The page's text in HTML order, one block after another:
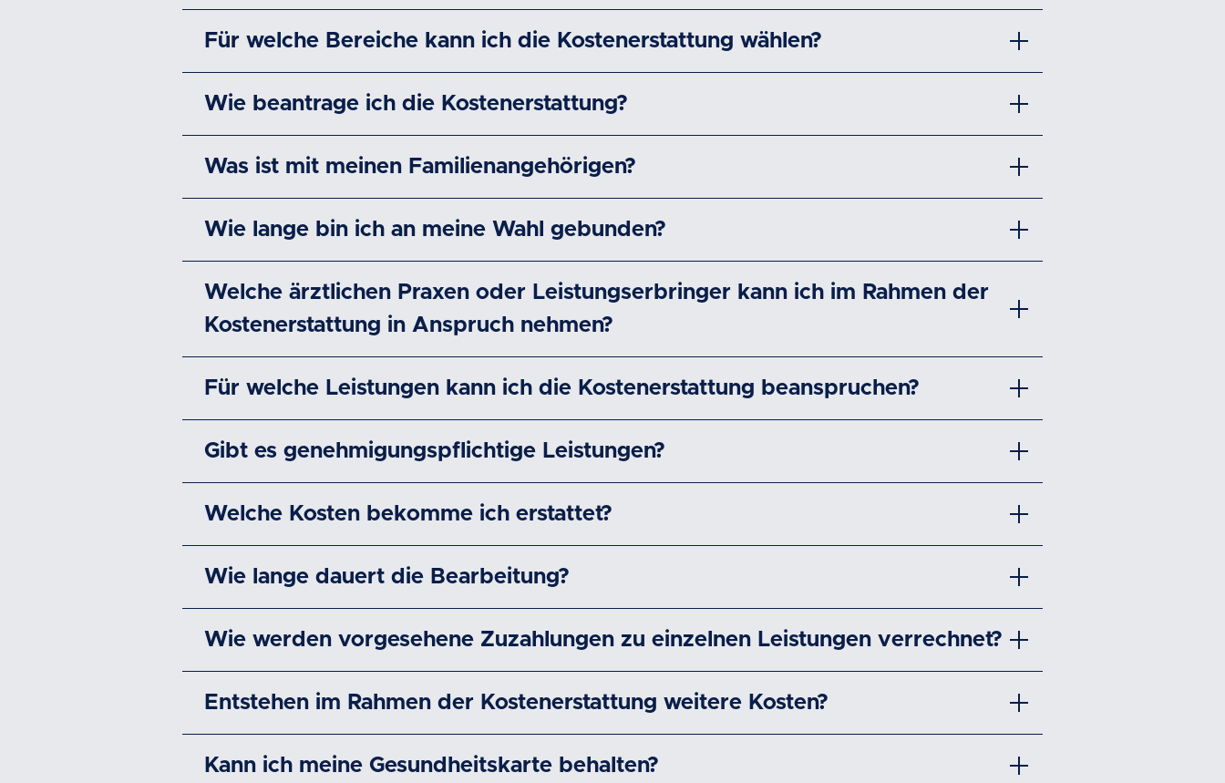
Für welche Bereiche kann ich die Kostenerstattung wählen?
Wie beantrage ich die Kostenerstattung?
Was ist mit meinen Familienangehörigen?
Wie lange bin ich an meine Wahl gebunden?
Welche ärztlichen Praxen oder Leistungserbringer kann ich im Rahmen der
Kostenerstattung in Anspruch nehmen?
Für welche Leistungen kann ich die Kostenerstattung beanspruchen?
Gibt es genehmigungspflichtige Leistungen?
Welche Kosten bekomme ich erstattet?
Wie lange dauert die Bearbeitung?
Wie werden vorgesehene Zuzahlungen zu einzelnen Leistungen verrechnet?
Entstehen im Rahmen der Kostenerstattung weitere Kosten?
Kann ich meine Gesundheitskarte behalten?